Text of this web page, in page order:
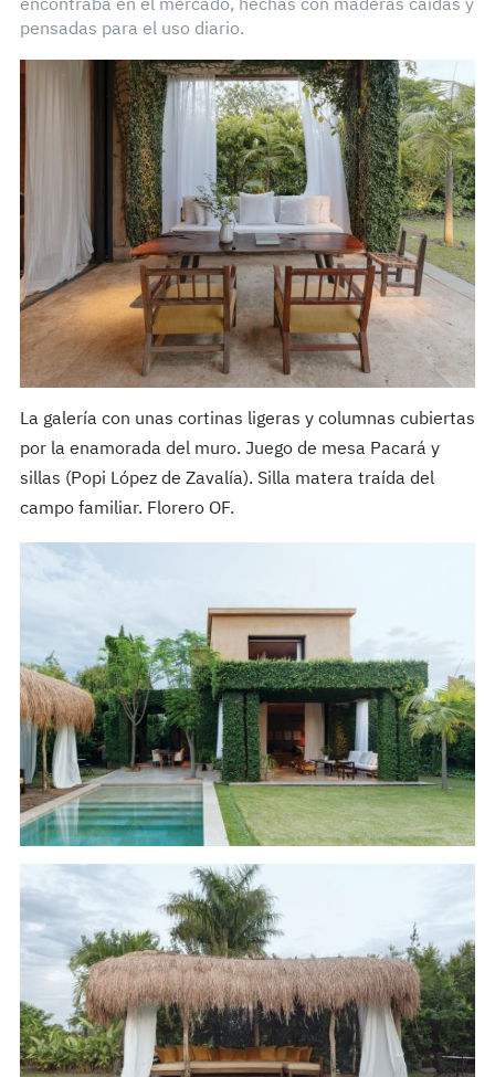
encontraba en el mercado, hechas con maderas caídas y
pensadas para el uso diario.
La galería con unas cortinas ligeras y columnas cubiertas
por la enamorada del muro. Juego de mesa Pacará y
sillas (Popi López de Zavalía). Silla matera traída del
campo familiar. Florero OF.